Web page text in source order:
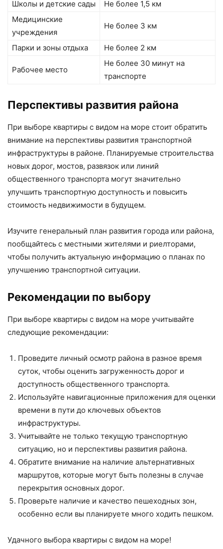
Школы и детские сады
Не более 1,5 км
Медицинские
учреждения
Не более 3 км
Парки и зоны отдыха Не более 2 км
Рабочее место
Не более 30 минут на
транспорте
Перспективы развития района
При выборе квартиры с видом на море стоит обратить
внимание на перспективы развития транспортной
инфраструктуры в районе. Планируемые строительства
новых дорог, мостов, развязок или линий
общественного транспорта могут значительно
улучшить транспортную доступность и повысить
стоимость недвижимости в будущем.
Изучите генеральный план развития города или района,
пообщайтесь с местными жителями и риелторами,
чтобы получить актуальную информацию о планах по
улучшению транспортной ситуации.
Рекомендации по выбору
При выборе квартиры с видом на море учитывайте
следующие рекомендации:
Проведите личный осмотр района в разное время
суток, чтобы оценить загруженность дорог и
доступность общественного транспорта.
Используйте навигационные приложения для оценки
времени в пути до ключевых объектов
инфраструктуры.
Учитывайте не только текущую транспортную
ситуацию, но и перспективы развития района.
Обратите внимание на наличие альтернативных
маршрутов, которые могут быть полезны в случае
перекрытия основных дорог.
Проверьте наличие и качество пешеходных зон,
особенно если вы планируете много ходить пешком.
Удачного выбора квартиры с видом на море!